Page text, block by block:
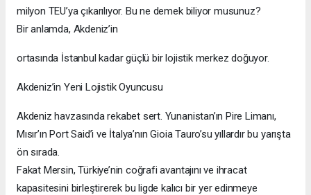
milyon TEU’ya çıkarılıyor. Bu ne demek biliyor musunuz?
Bir anlamda, Akdeniz’in
ortasında İstanbul kadar güçlü bir lojistik merkez doğuyor.
Akdeniz’in Yeni Lojistik Oyuncusu
Akdeniz havzasında rekabet sert. Yunanistan’ın Pire Limanı,
Mısır’ın Port Said’i ve İtalya’nın Gioia Tauro’su yıllardır bu yarışta
ön sırada.
Fakat Mersin, Türkiye’nin coğrafi avantajını ve ihracat
kapasitesini birleştirerek bu ligde kalıcı bir yer edinmeye